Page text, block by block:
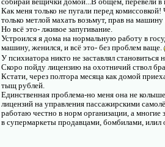
Как меня только не пугали перед
только метлой махать возьмут, прав на
Но всё это- лживое запугивание.
Устроился я дома на нормальную работу в
машину, женился, и всё это- без проблем ваще.
У психиатора никто не заставлял становиться
Скоро пойду лицензию на охотничий ствол
Кстати, через полтора месяца как домой
тыщ рублей.
Единственная проблема-но меня она не
лицензий на управления пассажирскими
работаю честно в норм организации, а
в супермаркеты продавцами, бомбилами,